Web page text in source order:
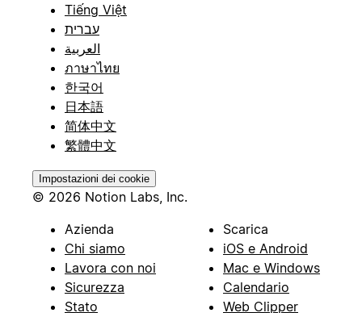
Tiếng Việt
עברית
العربية
ภาษาไทย
한국어
日本語
简体中文
繁體中文
Impostazioni dei cookie
© 2026 Notion Labs, Inc.
Azienda
Chi siamo
Lavora con noi
Sicurezza
Stato
Scarica
iOS e Android
Mac e Windows
Calendario
Web Clipper